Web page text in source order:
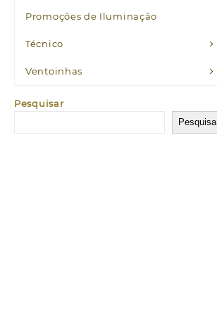
Promoções de Iluminação
Técnico
Ventoinhas
Pesquisar